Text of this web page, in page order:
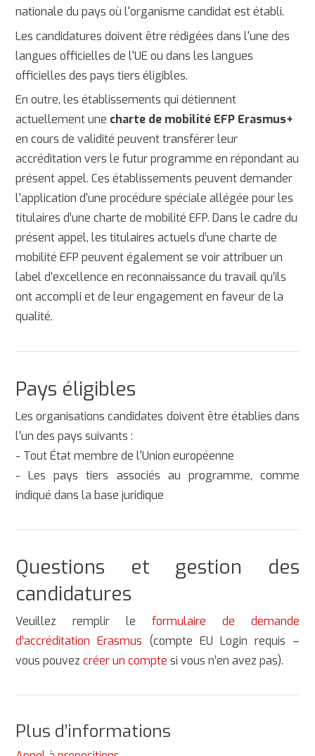
nationale du pays où l'organisme candidat est établi.
Les candidatures doivent être rédigées dans l'une des
langues officielles de l'UE ou dans les langues
officielles des pays tiers éligibles.
En outre, les établissements qui détiennent
actuellement une charte de mobilité EFP Erasmus+
en cours de validité peuvent transférer leur
accréditation vers le futur programme en répondant au
présent appel. Ces établissements peuvent demander
l'application d'une procédure spéciale allégée pour les
titulaires d’une charte de mobilité EFP. Dans le cadre du
présent appel, les titulaires actuels d’une charte de
mobilité EFP peuvent également se voir attribuer un
label d’excellence en reconnaissance du travail qu’ils
ont accompli et de leur engagement en faveur de la
qualité.
Pays éligibles
Les organisations candidates doivent être établies dans
l'un des pays suivants :
- Tout État membre de l'Union européenne
- Les pays tiers associés au programme, comme
indiqué dans la base juridique
Questions et gestion des
candidatures
Veuillez remplir le formulaire de demande
d’accréditation Erasmus (compte EU Login requis –
vous pouvezcréer un compte si vous n’en avez pas).
Plus d’informations